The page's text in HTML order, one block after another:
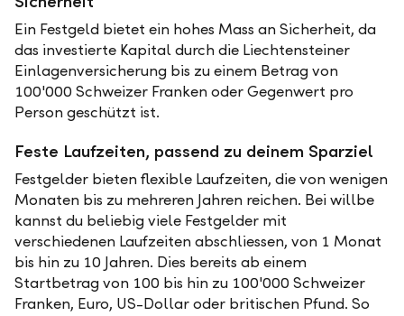
Ein Festgeld bietet ein hohes Mass an Sicherheit, da
das investierte Kapital durch die Liechtensteiner
Einlagenversicherung bis zu einem Betrag von
100'000 Schweizer Franken oder Gegenwert pro
Person geschützt ist.
Feste Laufzeiten, passend zu deinem Sparziel
Festgelder bieten flexible Laufzeiten, die von wenigen
Monaten bis zu mehreren Jahren reichen. Bei willbe
kannst du beliebig viele Festgelder mit
verschiedenen Laufzeiten abschliessen, von 1 Monat
bis hin zu 10 Jahren. Dies bereits ab einem
Startbetrag von 100 bis hin zu 100'000 Schweizer
Franken, Euro, US-Dollar oder britischen Pfund. So